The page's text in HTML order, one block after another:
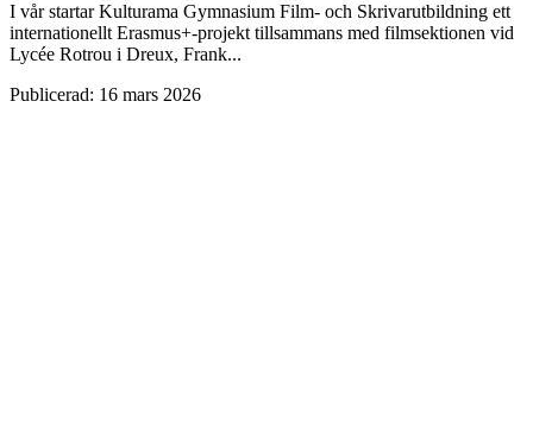
I vår startar Kulturama Gymnasium Film- och Skrivarutbildning ett
internationellt Erasmus+-projekt tillsammans med filmsektionen vid
Lycée Rotrou i Dreux, Frank...
Publicerad: 16 mars 2026